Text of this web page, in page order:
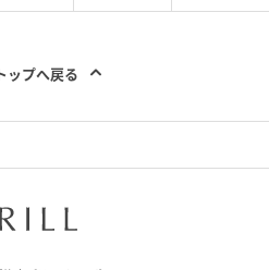
ン、味のアクセントのピク
ンズで挟んだ、バーガーキ
楽しめる商品です。
ップへ戻る